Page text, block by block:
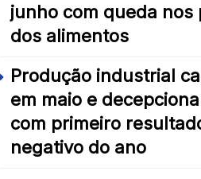
junho com queda nos
dos alimentos
Produção industrial
em maio e
com primeiro
negativo do ano